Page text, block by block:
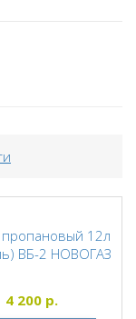
12л
ВБ-2 НОВОГАЗ
4 200р.